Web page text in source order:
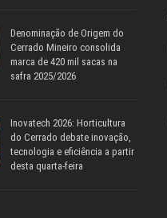
Denominação de Origem do
Cerrado Mineiro consolida
marca de 420 mil sacas na
safra 2025/2026
Inovatech 2026: Horticultura
do Cerrado debate inovação,
tecnologia e eficiência a partir
desta quarta-feira